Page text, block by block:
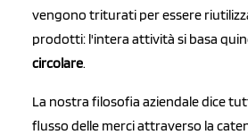
vengono triturati per essere
prodotti: l'intera attività si basa
circolare.
La nostra filosofia aziendale dice
flusso delle merci attraverso la